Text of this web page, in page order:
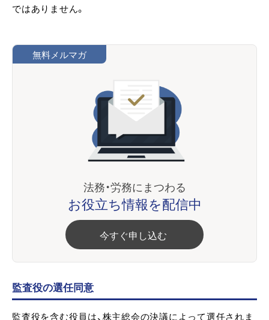
ではありません。
無料メルマガ
法務・労務にまつわる
お役立ち情報を配信中
今すぐ申し込む
監査役の選任同意
監査役を含む役員は、株主総会の決議によって選任されま